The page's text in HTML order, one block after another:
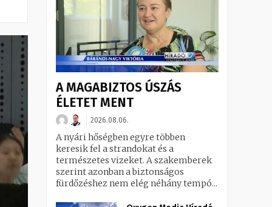
A MAGABIZTOS ÚSZÁS
ÉLETET MENT
2026.08.06.
A nyári hőségben egyre többen
keresik fel a strandokat és a
természetes vizeket. A szakemberek
szerint azonban a biztonságos
fürdőzéshez nem elég néhány tempó...